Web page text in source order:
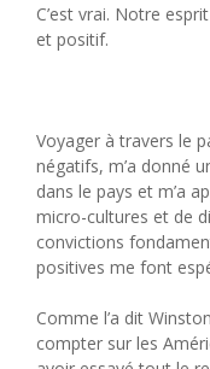
C’est vrai. Notre
et positif.
Voyager à travers le
négatifs, m’a donné
dans le pays et m’a
micro-cultures et de
convictions
positives me font
Comme l’a dit
compter sur les